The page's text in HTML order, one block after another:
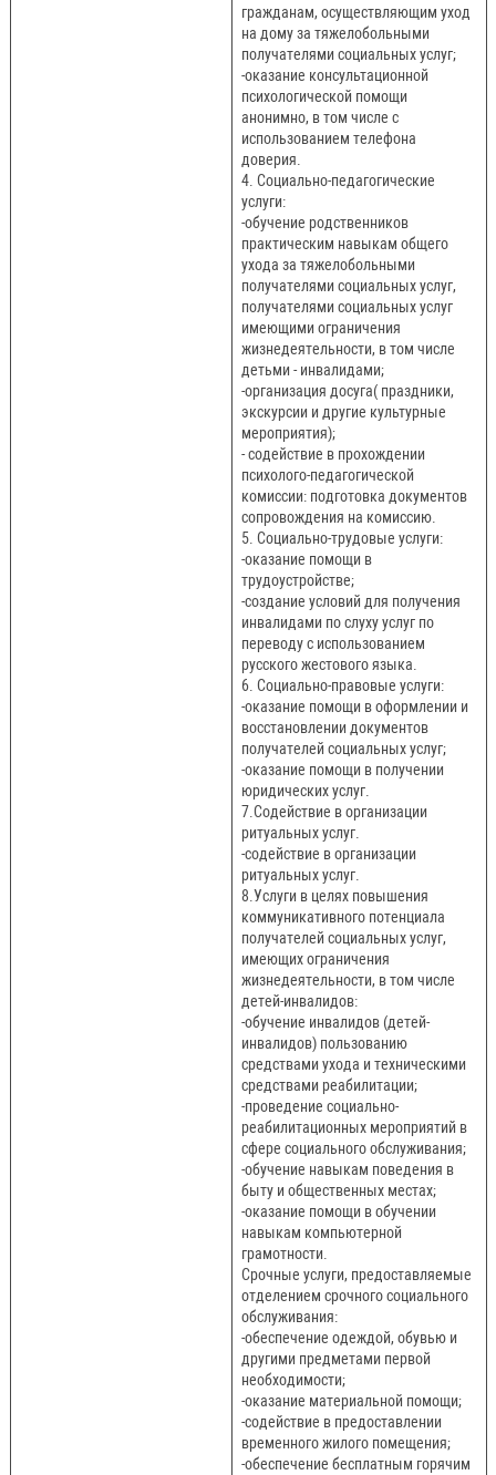
гражданам, осуществляющим уход
на дому за тяжелобольными
получателями социальных услуг;
-оказание консультационной
психологической помощи
анонимно, в том числе с
использованием телефона
доверия.
4. Социально-педагогические
услуги:
-обучение родственников
практическим навыкам общего
ухода за тяжелобольными
получателями социальных услуг,
получателями социальных услуг
имеющими ограничения
жизнедеятельности, в том числе
детьми - инвалидами;
-организация досуга( праздники,
экскурсии и другие культурные
мероприятия);
- содействие в прохождении
психолого-педагогической
комиссии: подготовка документов
сопровождения на комиссию.
5. Социально-трудовые услуги:
-оказание помощи в
трудоустройстве;
-создание условий для получения
инвалидами по слуху услуг по
переводу с использованием
русского жестового языка.
6. Социально-правовые услуги:
-оказание помощи в оформлении и
восстановлении документов
получателей социальных услуг;
-оказание помощи в получении
юридических услуг.
7.Содействие в организации
ритуальных услуг.
-содействие в организации
ритуальных услуг.
8.Услуги в целях повышения
коммуникативного потенциала
получателей социальных услуг,
имеющих ограничения
жизнедеятельности, в том числе
детей-инвалидов:
-обучение инвалидов (детей-
инвалидов) пользованию
средствами ухода и техническими
средствами реабилитации;
-проведение социально-
реабилитационных мероприятий в
сфере социального обслуживания;
-обучение навыкам поведения в
быту и общественных местах;
-оказание помощи в обучении
навыкам компьютерной
грамотности.
Срочные услуги, предоставляемые
отделением срочного социального
обслуживания:
-обеспечение одеждой, обувью и
другими предметами первой
необходимости;
-оказание материальной помощи;
-содействие в предоставлении
временного жилого помещения;
-обеспечение бесплатным горячим